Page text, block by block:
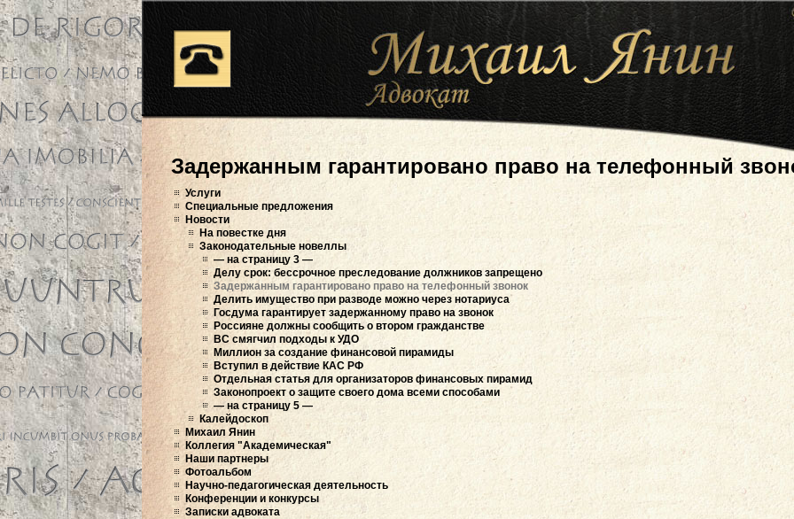
Задержанным гарантировано право на телефонный
Услуги
Специальные предложения
Новости
На повестке дня
Законодательные новеллы
— на страницу 3 —
Делу срок: бессрочное преследование должников запрещено
Задержанным гарантировано право на телефонный звонок
Делить имущество при разводе можно через нотариуса
Госдума гарантирует задержанному право на звонок
Россияне должны сообщить о втором гражданстве
ВС смягчил подходы к УДО
Миллион за создание финансовой пирамиды
Вступил в действие КАС РФ
Отдельная статья для организаторов финансовых пирамид
Законопроект о защите своего дома всеми способами
— на страницу 5 —
Калейдоскоп
Михаил Янин
Коллегия "Академическая"
Наши партнеры
Фотоальбом
Научно-педагогическая деятельность
Конференции и конкурсы
Записки адвоката